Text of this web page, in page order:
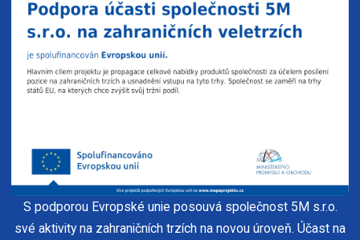
S podporou Evropské unie posouvá společnost 5M s.r.o.
své aktivity na zahraničních trzích na novou úroveň. Účast na